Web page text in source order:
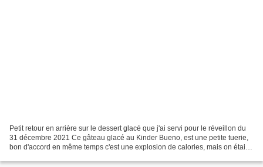
Petit retour en arrière sur le dessert glacé que j'ai servi pour le réveillon du
31 décembre 2021 Ce gâteau glacé au Kinder Bueno, est une petite tuerie,
bon d'accord en même temps c'est une explosion de calories, mais on était